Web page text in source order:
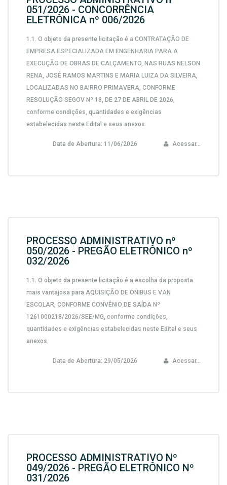
051/2026 - CONCORRÊNCIA
ELETRÔNICA nº 006/2026
1.1. O objeto da presente licitação é a CONTRATAÇÃO DE
EMPRESA ESPECIALIZADA EM ENGENHARIA PARA A
EXECUÇÃO DE OBRAS DE CALÇAMENTO, NAS RUAS NELSON
RENA, JOSÉ RAMOS MARTINS E MARIA LUIZA DA SILVEIRA,
LOCALIZADAS NO BAIRRO PRIMAVERA, CONFORME
RESOLUÇÃO SEGOV Nº 18, DE 27 DE ABRIL DE 2026,
conforme condições, quantidades e exigências
estabelecidas neste Edital e seus anexos.
Data de Abertura: 11/06/2026 Acessar...
PROCESSO ADMINISTRATIVO nº
050/2026 - PREGÃO ELETRÔNICO nº
032/2026
1.1. O objeto da presente licitação é a escolha da proposta
mais vantajosa para AQUISIÇÃO DE ONIBUS E VAN
ESCOLAR, CONFORME CONVÊNIO DE SAÍDA Nº
1261000218/2026/SEE/MG, conforme condições,
quantidades e exigências estabelecidas neste Edital e seus
anexos.
Data de Abertura: 29/05/2026 Acessar...
PROCESSO ADMINISTRATIVO Nº
049/2026 - PREGÃO ELETRÔNICO Nº
031/2026